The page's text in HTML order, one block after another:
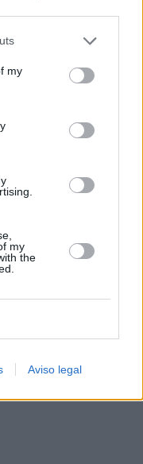
que algún
el derecho de
se aplicarán
en este sitio web o
my
my
the
Aviso legal